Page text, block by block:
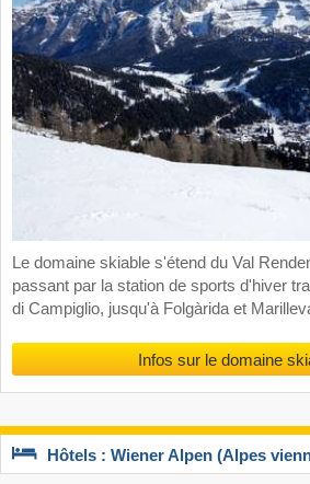
Le domaine skiable s'étend du Val
passant par la station de sports d'hiver
di Campiglio, jusqu'à Folgàrida et
Infos sur le domaine
Hôtels : Wiener Alpen (Alpes